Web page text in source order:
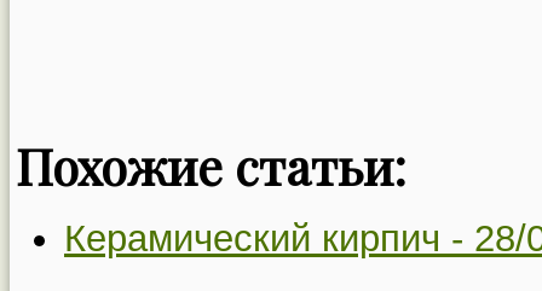
Похожие статьи:
Керамический кирпич - 28/